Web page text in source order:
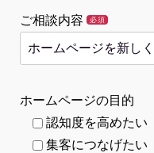
ご相談内容 必須
ホームページの目的
認知度を高めたい
集客につなげたい